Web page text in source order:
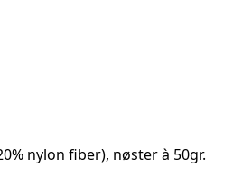
nylon fiber), nøster à 50gr.